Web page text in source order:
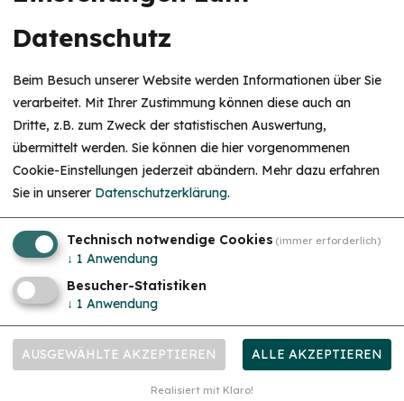
Vortrags- und Informationsveranstaltungen
Do. 10.09.26
Baby- & Kleinkindschlaf verstehen
Workshops & Seminare
Do. 17.09.26
"Wie Familienleben leichter wird wenn alle wirklich
gesehen werden"
Bedürfnisorientiert leben, ohne dich selbst zu verlieren
HINWEIS
Christkind & Engel gesucht!
Wir suchen dich als Christkind oder Engel. Hast
du Lust das Gesicht der Treuchtlinger
Lächeln ins Gesicht zu zaubern und Freude und
Herzlichkeit auszustrahlen? Dann melde dich
gerne bei uns!...mehr
Datenschutz
Beim Besuch unserer Website werden Informationen über Sie
verarbeitet. Mit Ihrer Zustimmung können diese auch an
Dritte, z.B. zum Zweck der statistischen Auswertung,
übermittelt werden. Sie können die hier vorgenommenen
Cookie-Einstellungen jederzeit abändern. Mehr dazu erfahren
Sie in unserer Datenschutzerklärung.
Technisch notwendige Cookies (immer erforderlich)
↓ 1 Anwendung
Besucher-Statistiken
↓ 1 Anwendung
AUSGEWÄHLTE AKZEPTIEREN ALLE AKZEPTIEREN
Realisiert mit Klaro!